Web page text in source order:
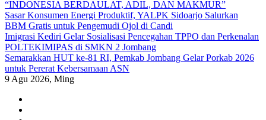
“INDONESIA BERDAULAT, ADIL, DAN MAKMUR”
Sasar Konsumen Energi Produktif, YALPK Sidoarjo Salurkan
BBM Gratis untuk Pengemudi Ojol di Candi
Imigrasi Kediri Gelar Sosialisasi Pencegahan TPPO dan Perkenalan
POLTEKIMIPAS di SMKN 2 Jombang
Semarakkan HUT ke-81 RI, Pemkab Jombang Gelar Porkab 2026
untuk Pererat Kebersamaan ASN
9 Agu 2026, Ming